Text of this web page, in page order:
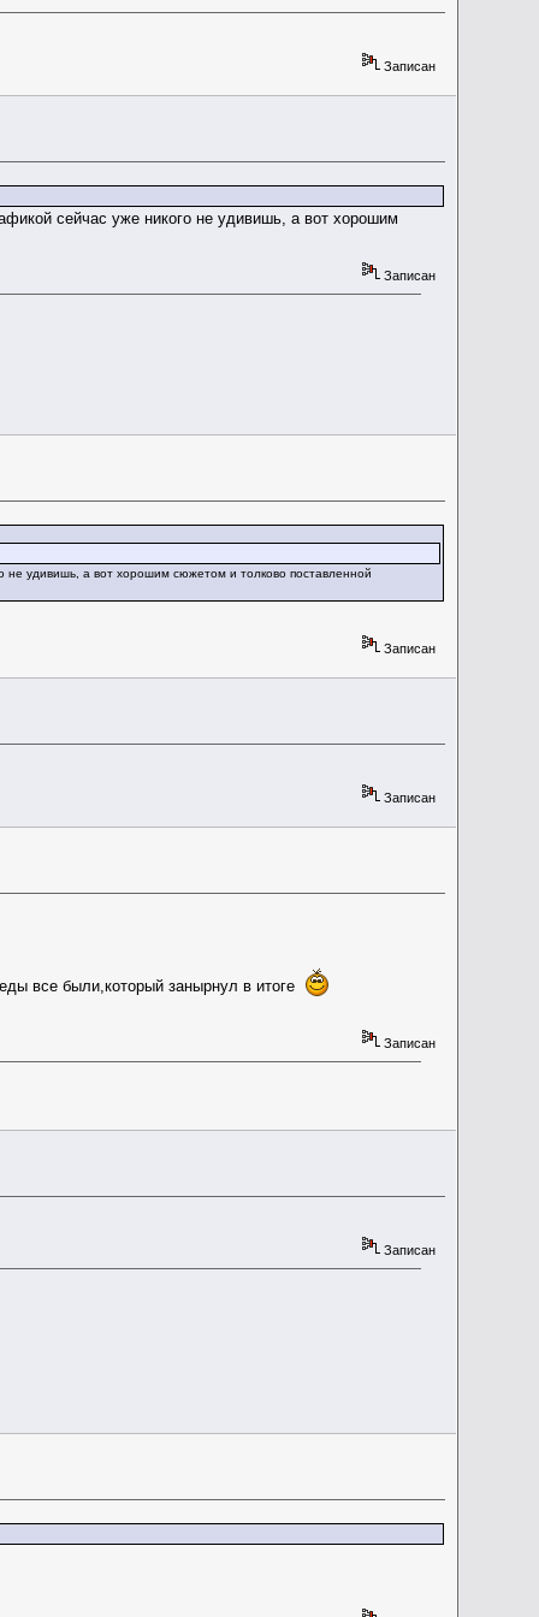
Записан
сейчас уже никого не удивишь, а вот хорошим
Записан
удивишь, а вот хорошим сюжетом и толково поставленной
Записан
Записан
все были,который занырнул в итоге
Записан
Записан